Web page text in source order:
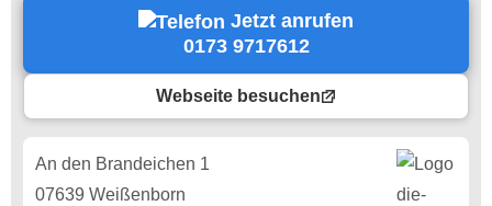
Jetzt anrufen
0173 9717612
Webseite besuchen
An den Brandeichen 1
07639 Weißenborn